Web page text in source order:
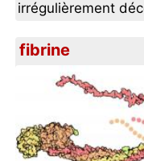
irrégulièrement
fibrine